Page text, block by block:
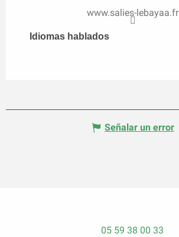
www.salies-lebayaa.fr
Idiomas hablados
Idiomas hablados
Señalar un error
05 59 38 00 33